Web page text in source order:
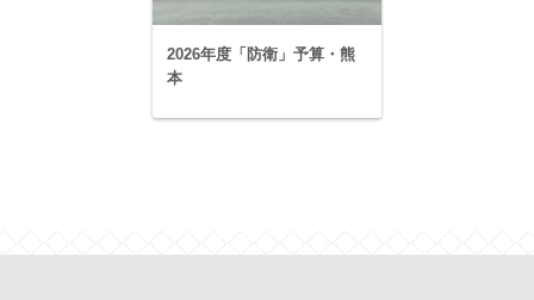
2026年度「防衛」予算・熊
本